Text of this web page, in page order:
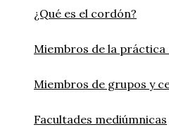
¿Qué es el cordón?
Miembros de la
Miembros de grupos y
Facultades mediúmnicas